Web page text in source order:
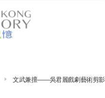
文武兼擅——吳君麗戲劇藝術剪影